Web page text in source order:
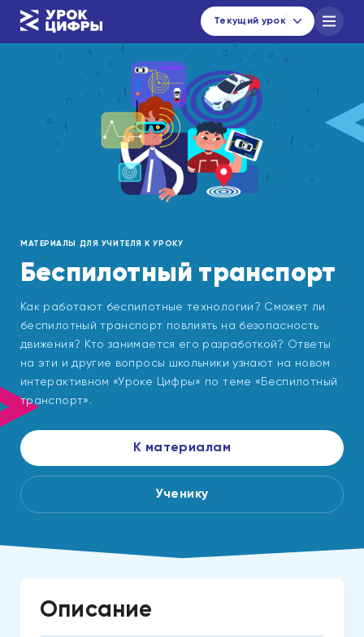
Каталог уроков
Навигатор по материалам
Новости
urok@data-economy.ru
Текущий урок
МАТЕРИАЛЫ ДЛЯ УЧИТЕЛЯ К УРОКУ
Беспилотный транспорт
Как работают беспилотные технологии? Сможет ли
беспилотный транспорт повлиять на безопасность
движения? Кто занимается его разработкой? Ответы
на эти и другие вопросы школьники узнают на новом
интерактивном «Уроке Цифры» по теме «Беспилотный
транспорт».
К материалам
Ученику
Описание